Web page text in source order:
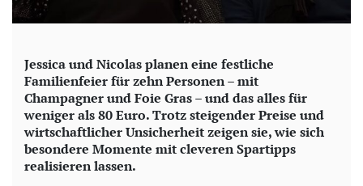
Jessica und Nicolas planen eine festliche
Familienfeier für zehn Personen – mit
Champagner und Foie Gras – und das alles für
weniger als 80 Euro. Trotz steigender Preise und
wirtschaftlicher Unsicherheit zeigen sie, wie sich
besondere Momente mit cleveren Spartipps
realisieren lassen.